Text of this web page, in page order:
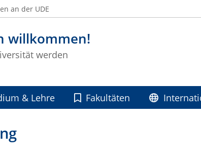
willkommen!
werden
an der UDE
& Lehre Fakultäten